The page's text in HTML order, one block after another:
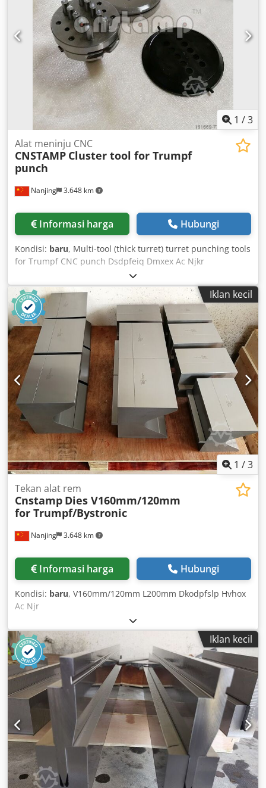
1 /3
Nanjing 3.648 km
Alat meninju CNC
CNSTAMP Cluster tool for Trumpf
punch
Informasi harga Hubungi
Kondisi: baru, Multi-tool (thick turret) turret punching tools
for Trumpf CNC punch Dsdpfeiq Dmxex Ac Njkr
Iklan kecil
1 /3
Nanjing 3.648 km
Tekan alat rem
Cnstamp Dies V160mm/120mm
for Trumpf/Bystronic
Informasi harga Hubungi
Kondisi: baru, V160mm/120mm L200mm Dkodpfslp Hvhox
Ac Njr
Iklan kecil